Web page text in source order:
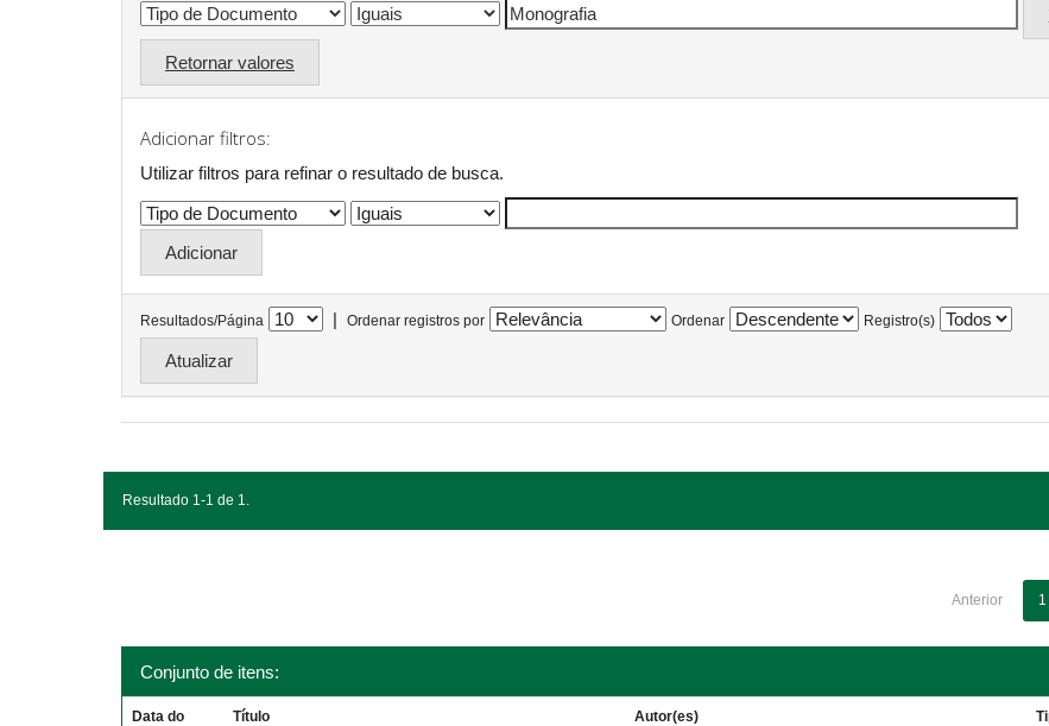
Retornar valores
Adicionar filtros:
Utilizar filtros para refinar o resultado de busca.
Resultados/Página | Ordenar registros por Ordenar Registro(s)
Resultado 1-1 de 1.
Anterior 1
Conjunto de itens:
Data do Título Autor(es)